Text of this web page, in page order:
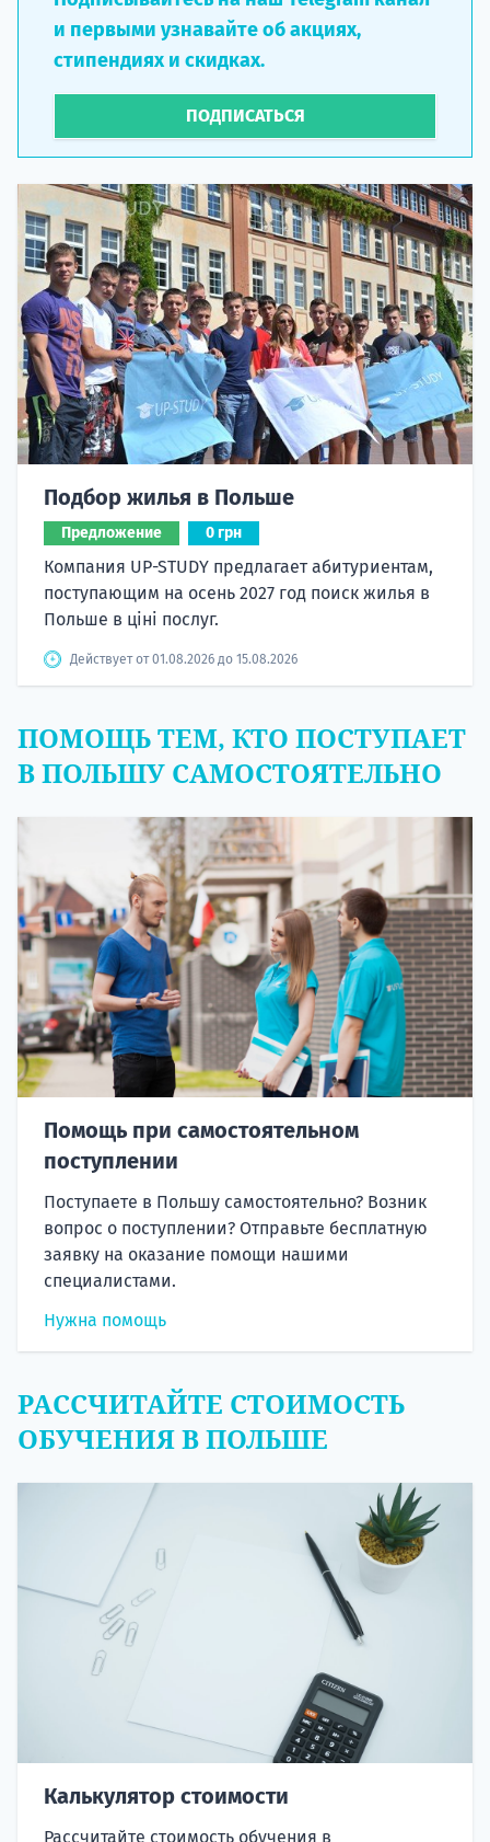
и первыми узнавайте об акциях,
стипендиях и скидках.
ПОДПИСАТЬСЯ
Подбор жилья в Польше
Предложение 0 грн
Компания UP-STUDY предлагает абитуриентам,
поступающим на осень 2027 год поиск жилья в
Польше в ціні послуг.
Действует от 01.08.2026 до 15.08.2026
ПОМОЩЬ ТЕМ, КТО ПОСТУПАЕТ
В ПОЛЬШУ САМОСТОЯТЕЛЬНО
Помощь при самостоятельном
поступлении
Поступаете в Польшу самостоятельно? Возник
вопрос о поступлении? Отправьте бесплатную
заявку на оказание помощи нашими
специалистами.
Нужна помощь
РАССЧИТАЙТЕ СТОИМОСТЬ
ОБУЧЕНИЯ В ПОЛЬШЕ
Калькулятор стоимости
Рассчитайте стоимость обучения в